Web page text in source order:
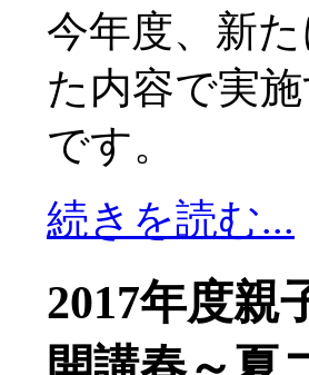
今年度、新
た内容で実
です。
続きを読む...
2017年度親